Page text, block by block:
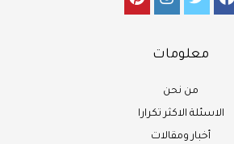
معلومات
من نحن
الاسئلة الاكثر تكرارا
أخبار ومقالات